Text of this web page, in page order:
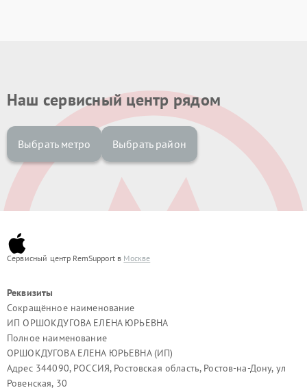
Наш сервисный центр рядом
Выбрать метро Выбрать район
Сервисный центр RemSupport в Москве
Реквизиты
Сокращённое наименование
ИП ОРШОКДУГОВА ЕЛЕНА ЮРЬЕВНА
Полное наименование
ОРШОКДУГОВА ЕЛЕНА ЮРЬЕВНА (ИП)
Адрес 344090, РОССИЯ, Ростовская область, Ростов-на-Дону, ул
Ровенская, 30